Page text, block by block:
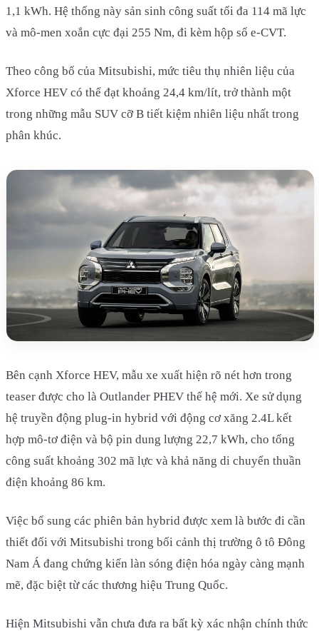
1,1 kWh. Hệ thống này sản sinh công suất tối đa 114 mã lực
và mô-men xoắn cực đại 255 Nm, đi kèm hộp số e-CVT.
Theo công bố của Mitsubishi, mức tiêu thụ nhiên liệu của
Xforce HEV có thể đạt khoảng 24,4 km/lít, trở thành một
trong những mẫu SUV cỡ B tiết kiệm nhiên liệu nhất trong
phân khúc.
Bên cạnh Xforce HEV, mẫu xe xuất hiện rõ nét hơn trong
teaser được cho là Outlander PHEV thế hệ mới. Xe sử dụng
hệ truyền động plug-in hybrid với động cơ xăng 2.4L kết
hợp mô-tơ điện và bộ pin dung lượng 22,7 kWh, cho tổng
công suất khoảng 302 mã lực và khả năng di chuyển thuần
điện khoảng 86 km.
Việc bổ sung các phiên bản hybrid được xem là bước đi cần
thiết đối với Mitsubishi trong bối cảnh thị trường ô tô Đông
Nam Á đang chứng kiến làn sóng điện hóa ngày càng mạnh
mẽ, đặc biệt từ các thương hiệu Trung Quốc.
Hiện Mitsubishi vẫn chưa đưa ra bất kỳ xác nhận chính thức